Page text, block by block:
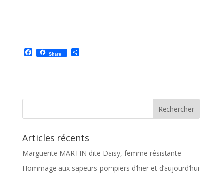
F
a
o
Share P
e
Articles récents
Marguerite MARTIN dite Daisy, femme résistante
Hommage aux sapeurs-pompiers d’hier et d’aujourd’hui